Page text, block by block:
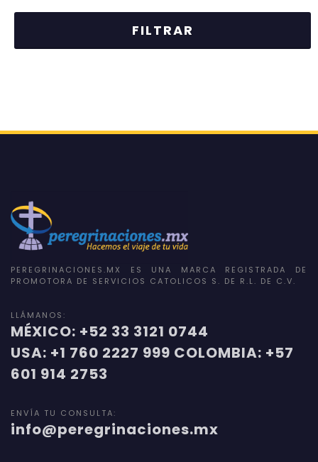
PEREGRINACIONES.MX ES UNA MARCA REGISTRADA DE
PROMOTORA DE SERVICIOS CATOLICOS S. DE R.L. DE C.V.
LLÁMANOS:
MÉXICO: +52 33 3121 0744
USA: +1 760 2227 999 COLOMBIA: +57
601 914 2753
ENVÍA TU CONSULTA:
info@peregrinaciones.mx